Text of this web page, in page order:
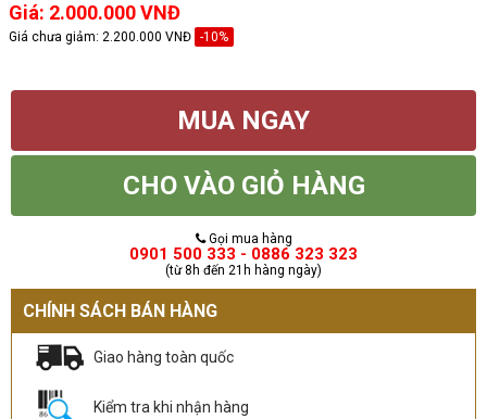
Giá: 2.000.000 VNĐ
Giá chưa giảm: 2.200.000 VNĐ -10%
MUA NGAY
CHO VÀO GIỎ HÀNG
Gọi mua hàng
0901 500 333 - 0886 323 323
(từ 8h đến 21h hàng ngày)
CHÍNH SÁCH BÁN HÀNG
Giao hàng toàn quốc
Kiểm tra khi nhận hàng